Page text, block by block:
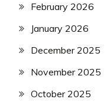
February 2026
January 2026
December 2025
November 2025
October 2025